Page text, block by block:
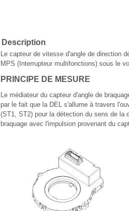
Description
Le capteur de vitesse d'angle de direction
MPS (Interrupteur multifonctions) sous le
PRINCIPE DE MESURE
Le médiateur du capteur d'angle de
par le fait que la DEL s'allume à travers
(ST1, ST2) pour la détection du sens de la
braquage avec l'impulsion provenant du